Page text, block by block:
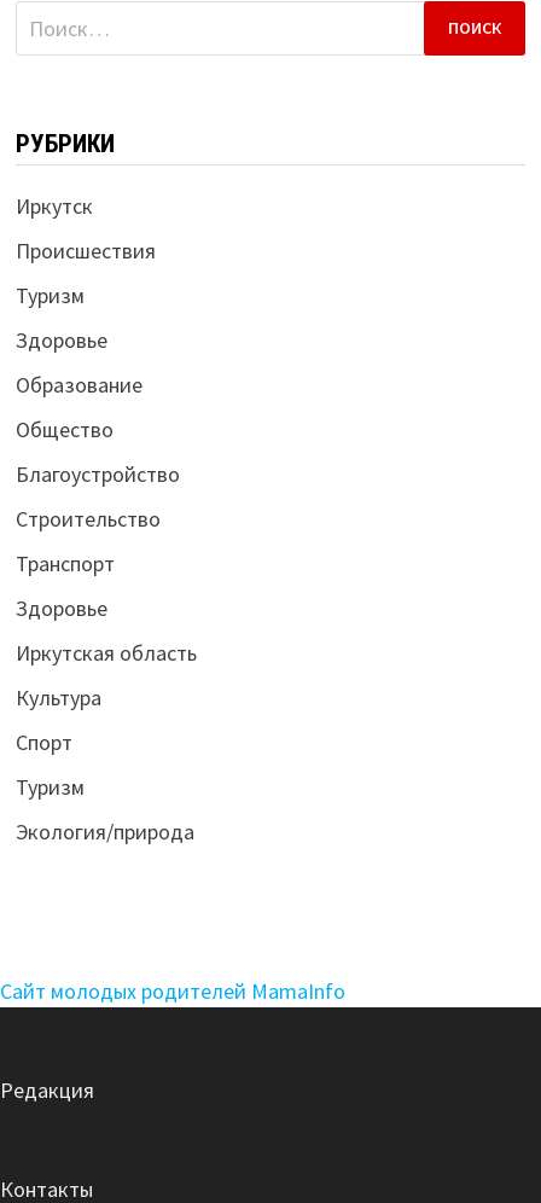
Найти:
РУБРИКИ
Иркутск
Происшествия
Туризм
Здоровье
Образование
Общество
Благоустройство
Строительство
Транспорт
Здоровье
Иркутская область
Культура
Спорт
Туризм
Экология/природа
Сайт молодых родителей MamaInfo
Редакция
Контакты